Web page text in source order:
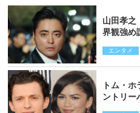
山田孝
界観強め
エンタメ
トム・
ントリ